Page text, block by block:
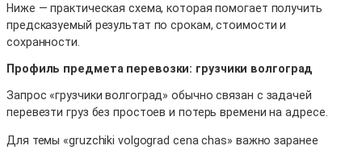
Ниже — практическая схема, которая помогает получить
предсказуемый результат по срокам, стоимости и
сохранности.
Профиль предмета перевозки: грузчики волгоград
Запрос «грузчики волгоград» обычно связан с задачей
перевезти груз без простоев и потерь времени на адресе.
Для темы «gruzchiki volgograd cena chas» важно заранее